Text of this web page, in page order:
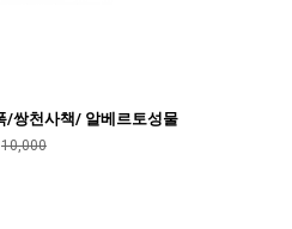
쌍천사책/ 알베르토성물
10,000